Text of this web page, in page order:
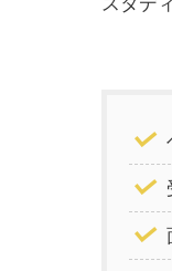
スタデ